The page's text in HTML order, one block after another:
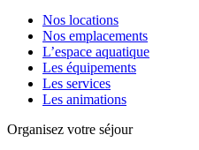
Nos locations
Nos emplacements
L’espace aquatique
Les équipements
Les services
Les animations
Organisez votre séjour